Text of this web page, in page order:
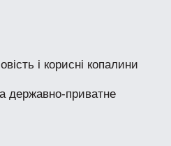
і корисні копалини
державно-приватне